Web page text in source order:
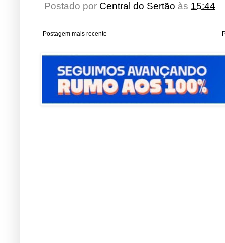
Postado por Central do Sertão às 15:44
Postagem mais recente